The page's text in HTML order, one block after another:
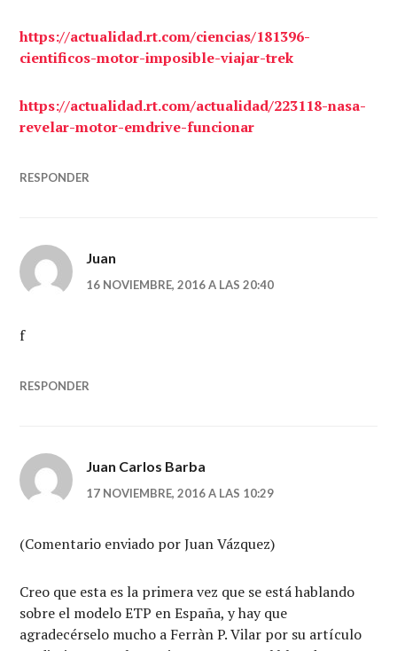
https://actualidad.rt.com/ciencias/181396-
cientificos-motor-imposible-viajar-trek
https://actualidad.rt.com/actualidad/223118-nasa-
revelar-motor-emdrive-funcionar
RESPONDER
Juan
16 NOVIEMBRE, 2016 A LAS 20:40
f
RESPONDER
Juan Carlos Barba
17 NOVIEMBRE, 2016 A LAS 10:29
(Comentario enviado por Juan Vázquez)
Creo que esta es la primera vez que se está hablando
sobre el modelo ETP en España, y hay que
agradecérselo mucho a Ferràn P. Vilar por su artículo